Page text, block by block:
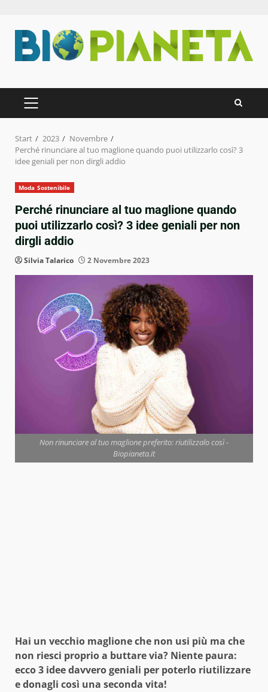
Inhalt
springen
PRIMÄRES
MENÜ
Start 2023
Novembre
Perché rinunciare al tuo maglione quando puoi utilizzarlo così? 3
idee geniali per non dirgli addio
Moda Sostenibile
Perché rinunciare al tuo maglione quando
puoi utilizzarlo così? 3 idee geniali per non
dirgli addio
Silvia Talarico 2 Novembre 2023
Non rinunciare al tuo maglione preferito: riutilizzalo così -
Biopianeta.it
Hai un vecchio maglione che non usi più ma che
non riesci proprio a buttare via? Niente paura:
ecco 3 idee davvero geniali per poterlo riutilizzare
e donagli così una seconda vita!